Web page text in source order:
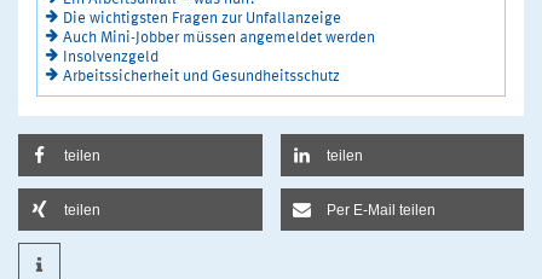
Die wichtigsten Fragen zur Unfallanzeige
Auch Mini-Jobber müssen angemeldet werden
Insolvenzgeld
Arbeitssicherheit und Gesundheitsschutz
teilen teilen
teilen Per E-Mail teilen